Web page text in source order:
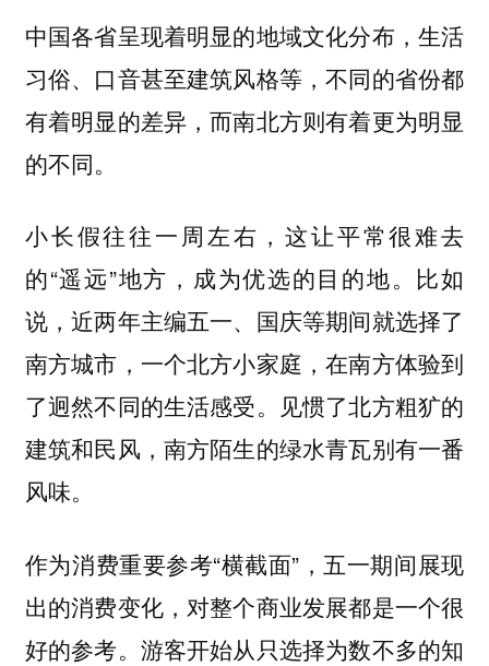
中国各省呈现着明显的地域文化分布，生活
习俗、口音甚至建筑风格等，不同的省份都
有着明显的差异，而南北方则有着更为明显
的不同。
小长假往往一周左右，这让平常很难去
的“遥远”地方，成为优选的目的地。比如
说，近两年主编五一、国庆等期间就选择了
南方城市，一个北方小家庭，在南方体验到
了迥然不同的生活感受。见惯了北方粗犷的
建筑和民风，南方陌生的绿水青瓦别有一番
风味。
作为消费重要参考“横截面”，五一期间展现
出的消费变化，对整个商业发展都是一个很
好的参考。游客开始从只选择为数不多的知